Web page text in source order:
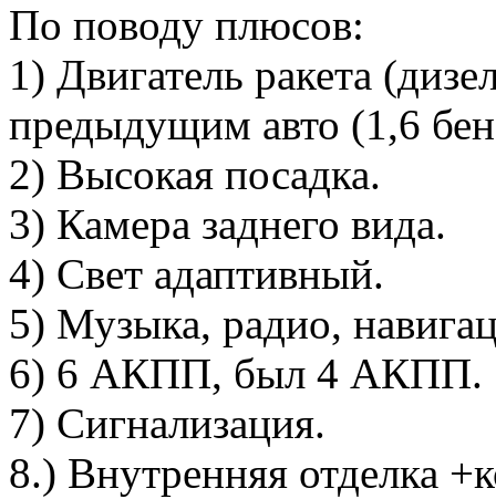
По поводу плюсов:
1) Двигатель ракета
предыдущим авто (1,6
2) Высокая посадка.
3) Камера заднего вида.
4) Свет адаптивный.
5) Музыка, радио,
6) 6 АКПП, был 4 АКПП.
7) Сигнализация.
8.) Внутренняя отделка